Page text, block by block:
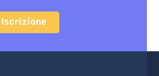
Iscrizione